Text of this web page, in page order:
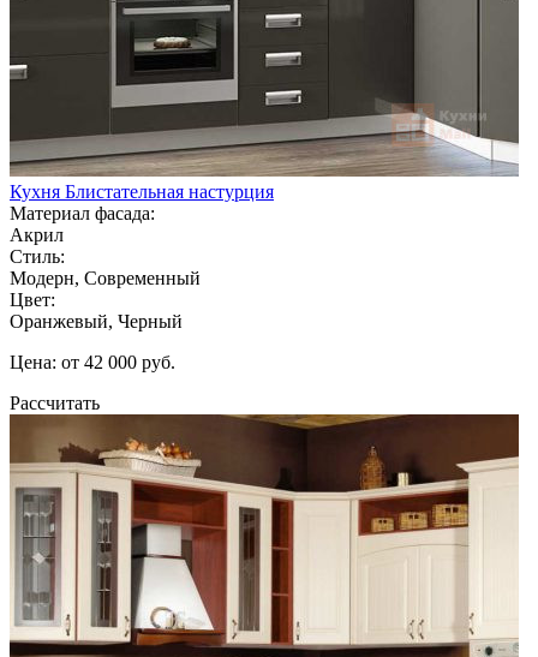
Кухня Блистательная настурция
Материал фасада:
Акрил
Стиль:
Модерн, Современный
Цвет:
Оранжевый, Черный
Цена: от 42 000 руб.
Рассчитать